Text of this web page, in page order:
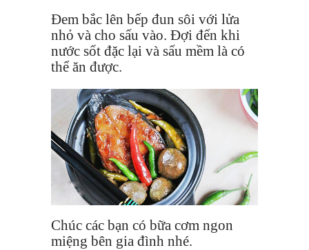
Đem bắc lên bếp đun sôi với lửa
nhỏ và cho sấu vào. Đợi đến khi
nước sốt đặc lại và sấu mềm là có
thể ăn được.
Chúc các bạn có bữa cơm ngon
miệng bên gia đình nhé.